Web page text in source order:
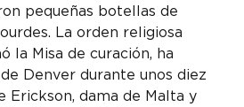
pequeñas botellas de
La orden religiosa
la Misa de curación, ha
Denver durante unos diez
Erickson, dama de Malta y